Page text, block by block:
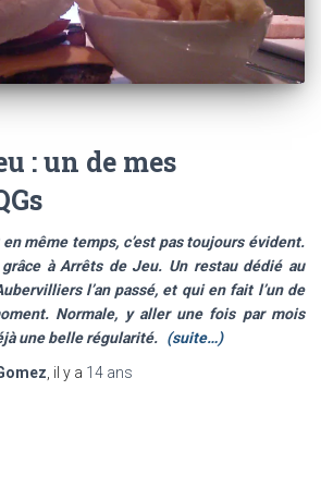
: un de mes
même temps, c’est pas toujours évident.
à Arrêts de Jeu. Un restau dédié au
l’an passé, et qui en fait l’un de
Normale, y aller une fois par mois
une belle régularité. (suite…)
, il y a 14 ans